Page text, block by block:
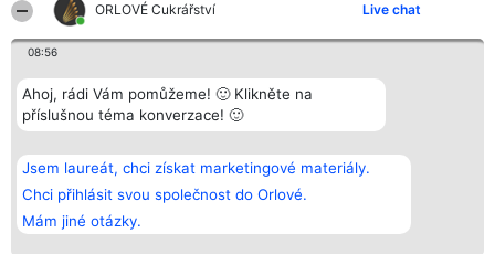
ORLOVÉ Cukrářství Live chat
08:56
Ahoj, rádi Vám pomůžeme! 🙂 Klikněte na
příslušnou téma konverzace! 🙂
Jsem laureát, chci získat marketingové materiály.
Chci přihlásit svou společnost do Orlové.
Mám jiné otázky.
Bright Side Solutions sp. z o.
o. sp. k.
ul. Ruska 22
Wrocław 50-079
KRS 0000749100 | Regon
381313360 | NIP 8943132676
Vítězové
Seznam všech
laureátů
Zásady
Zásady
Kontakt